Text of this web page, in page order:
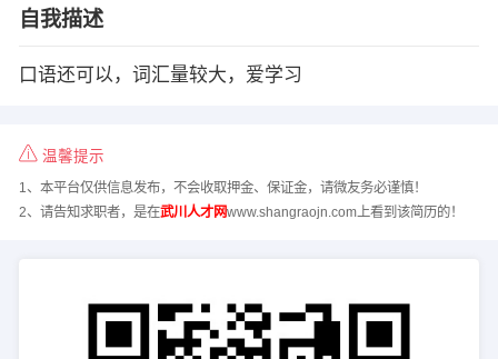
自我描述
口语还可以，词汇量较大，爱学习
温馨提示
1、本平台仅供信息发布，不会收取押金、保证金，请微友务必谨慎！
2、请告知求职者，是在武川人才网www.shangraojn.com上看到该简历的！